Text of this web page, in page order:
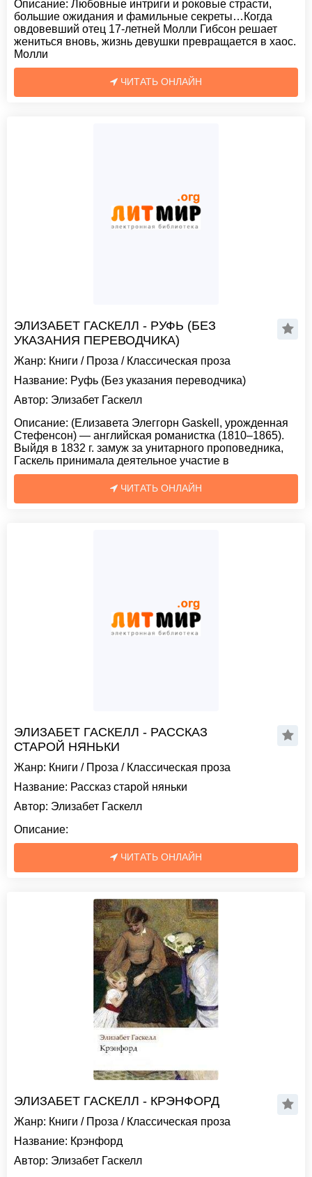
Описание: Любовные интриги и роковые страсти,
большие ожидания и фамильные секреты…Когда
овдовевший отец 17-летней Молли Гибсон решает
жениться вновь, жизнь девушки превращается в хаос.
Молли
ЧИТАТЬ ОНЛАЙН
ЭЛИЗАБЕТ ГАСКЕЛЛ - РУФЬ (БЕЗ
УКАЗАНИЯ ПЕРЕВОДЧИКА)
Жанр: Книги / Проза / Классическая проза
Название: Руфь (Без указания переводчика)
Автор: Элизабет Гаскелл
Описание: (Елизавета Элеггорн Gaskell, урожденная
Стефенсон) — английская романистка (1810–1865).
Выйдя в 1832 г. замуж за унитарного проповедника,
Гаскель принимала деятельное участие в
ЧИТАТЬ ОНЛАЙН
ЭЛИЗАБЕТ ГАСКЕЛЛ - РАССКАЗ
СТАРОЙ НЯНЬКИ
Жанр: Книги / Проза / Классическая проза
Название: Рассказ старой няньки
Автор: Элизабет Гаскелл
Описание:
ЧИТАТЬ ОНЛАЙН
ЭЛИЗАБЕТ ГАСКЕЛЛ - КРЭНФОРД
Жанр: Книги / Проза / Классическая проза
Название: Крэнфорд
Автор: Элизабет Гаскелл